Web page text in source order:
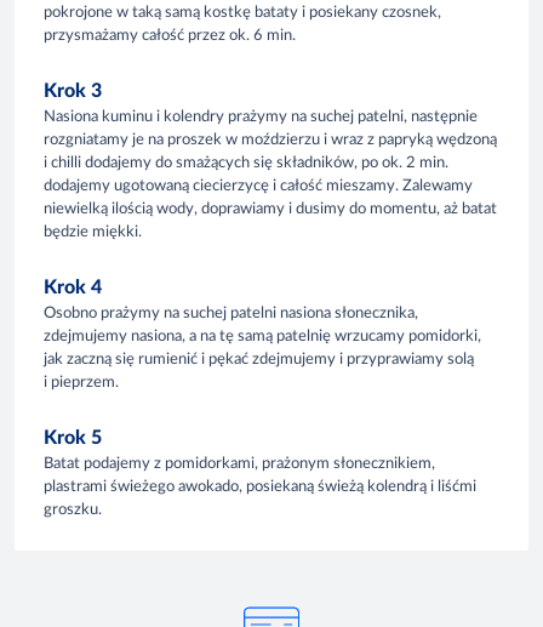
pokrojone w taką samą kostkę bataty i posiekany czosnek,
przysmażamy całość przez ok. 6 min.
Krok 3
Nasiona kuminu i kolendry prażymy na suchej patelni, następnie
rozgniatamy je na proszek w moździerzu i wraz z papryką wędzoną
i chilli dodajemy do smażących się składników, po ok. 2 min.
dodajemy ugotowaną ciecierzycę i całość mieszamy. Zalewamy
niewielką ilością wody, doprawiamy i dusimy do momentu, aż batat
będzie miękki.
Krok 4
Osobno prażymy na suchej patelni nasiona słonecznika,
zdejmujemy nasiona, a na tę samą patelnię wrzucamy pomidorki,
jak zaczną się rumienić i pękać zdejmujemy i przyprawiamy solą
i pieprzem.
Krok 5
Batat podajemy z pomidorkami, prażonym słonecznikiem,
plastrami świeżego awokado, posiekaną świeżą kolendrą i liśćmi
groszku.